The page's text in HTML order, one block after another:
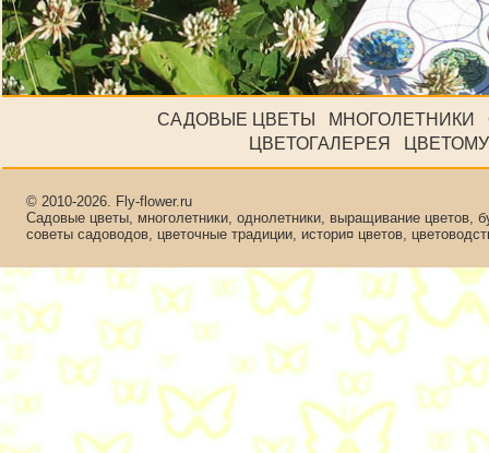
САДОВЫЕ ЦВЕТЫ МНОГОЛЕТНИКИ
ЦВЕТОГАЛЕРЕЯ
© 2010-2026. Fly-flower.ru
Садовые цветы, многолетники, однолетники, выращивание цветов,
советы садоводов, цветочные традиции, истори¤ цветов,